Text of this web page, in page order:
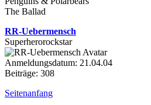
The Ballad
RR-Uebermensch
Superherorockstar
Anmeldungsdatum: 21.04.04
Beiträge: 308
Seitenanfang